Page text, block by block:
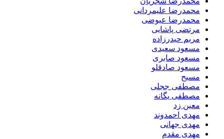
محمدرضا علیمردانی
محمدرضا عیوضی
مرتضی پاشایی
مریم حیدرزاده
مسعود سعیدی
مسعود صابری
مسعود صادقلو
مسیح
مصطفی ججلی
مصطفی یگانه
معین زد
مهدی احمدوند
مهدی جهانی
مهدی مقدم